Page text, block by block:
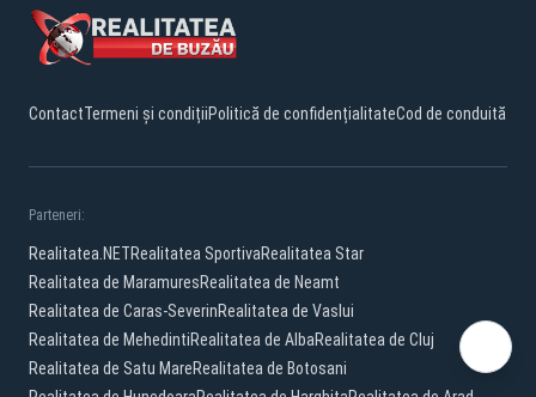
ContactTermeni și condițiiPolitică de confidențialitateCod de conduită
Parteneri:
Realitatea.NETRealitatea SportivaRealitatea Star
Realitatea de MaramuresRealitatea de Neamt
Realitatea de Caras-SeverinRealitatea de Vaslui
Realitatea de MehedintiRealitatea de AlbaRealitatea de Cluj
Realitatea de Satu MareRealitatea de Botosani